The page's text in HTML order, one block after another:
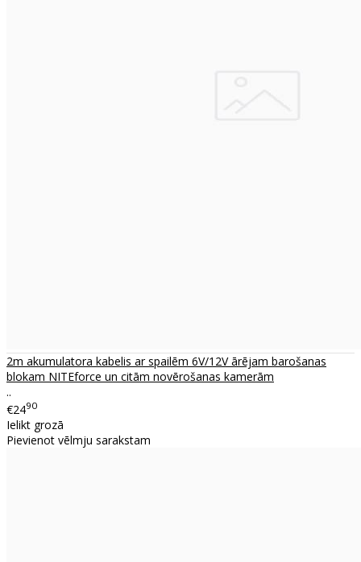
2m akumulatora kabelis ar spailēm 6V/12V ārējam barošanas
blokam NITEforce un citām novērošanas kamerām
..
€2490
Ielikt grozā
Pievienot vēlmju sarakstam